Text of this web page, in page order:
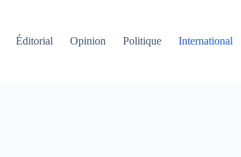
Éditorial Opinion Politique International